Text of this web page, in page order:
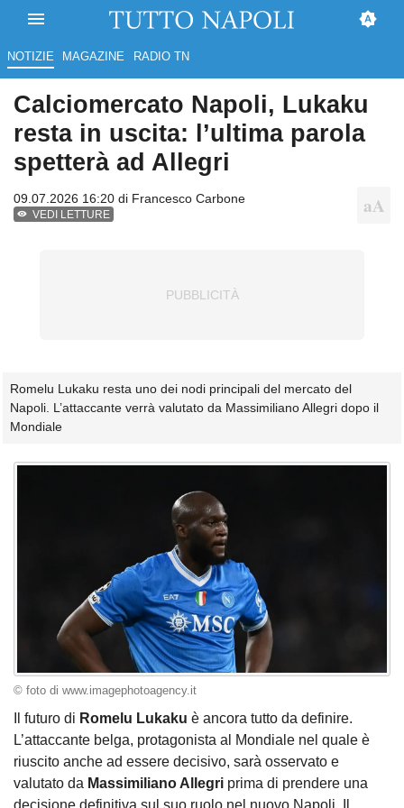
NOTIZIE MAGAZINE RADIO TN
Calciomercato Napoli, Lukaku
resta in uscita: l’ultima parola
spetterà ad Allegri
09.07.2026 16:20 di Francesco Carbone
VEDI LETTURE
Romelu Lukaku resta uno dei nodi principali del mercato del
Napoli. L’attaccante verrà valutato da Massimiliano Allegri dopo il
Mondiale
© foto di www.imagephotoagency.it
Il futuro di Romelu Lukaku è ancora tutto da definire.
L’attaccante belga, protagonista al Mondiale nel quale è
riuscito anche ad essere decisivo, sarà osservato e
valutato da Massimiliano Allegri prima di prendere una